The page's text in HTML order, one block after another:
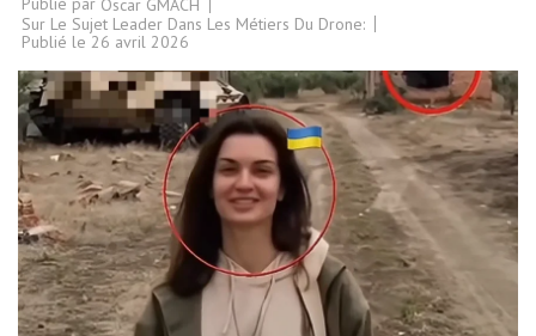
Oscar GMACH
Sur Le Sujet Leader Dans Les Métiers Du Drone:
Publié le 26 avril 2026